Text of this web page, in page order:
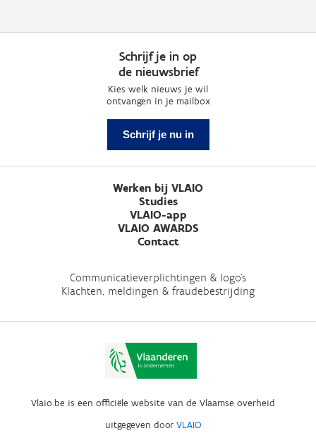
Schrijf je in op
de nieuwsbrief
Kies welk nieuws je wil
ontvangen in je mailbox
Schrijf je nu in
Werken bij VLAIO
Studies
VLAIO-app
VLAIO AWARDS
Contact
Communicatieverplichtingen & logo's
Klachten, meldingen & fraudebestrijding
Vlaio.be is een officiële website van de Vlaamse overheid
uitgegeven door VLAIO